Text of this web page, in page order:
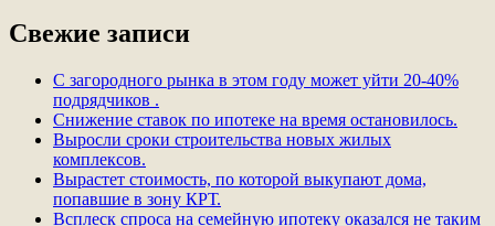
Свежие записи
С загородного рынка в этом году может уйти 20-40%
подрядчиков .
Снижение ставок по ипотеке на время остановилось.
Выросли сроки строительства новых жилых
комплексов.
Вырастет стоимость, по которой выкупают дома,
попавшие в зону КРТ.
Всплеск спроса на семейную ипотеку оказался не таким